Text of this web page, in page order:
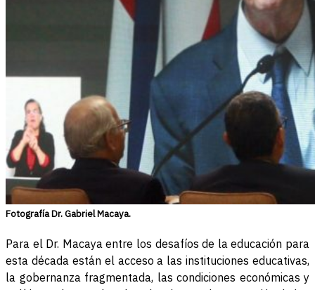
Fotografía Dr. Gabriel Macaya.
Para el Dr. Macaya entre los desafíos de la educación para
esta década están el acceso a las instituciones educativas,
la gobernanza fragmentada, las condiciones económicas y